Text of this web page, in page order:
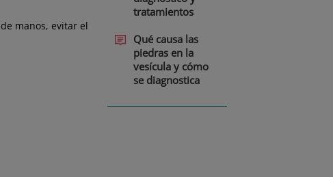
manos, evitar el
tratamientos
Qué causa las
piedras en la
vesícula y cómo
se diagnostica